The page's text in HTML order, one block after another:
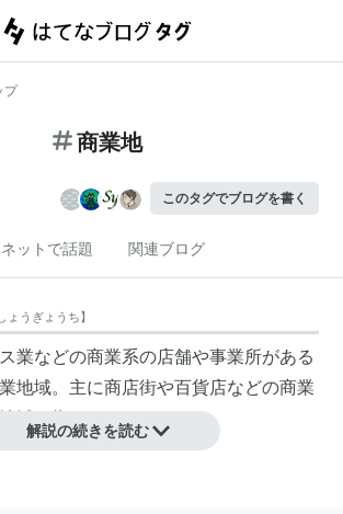
プ
商業地
このタグでブログを書く
ネットで話題 関連ブログ
ょうぎょうち】
業などの商業系の店舗や事業所がある
地域。主に商店街や百貨店などの商業
域を指す。
解説の続きを読む